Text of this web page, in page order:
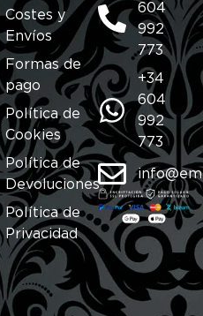
Costes y
Envíos
Formas de
pago
Política de
Cookies
Política de
Devoluciones
Política de
Privacidad
604
992
773
+34
604
992
773